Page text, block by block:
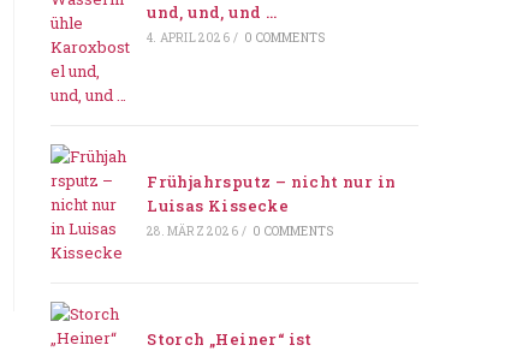
und, und, und …
4. APRIL 2026 / 0 COMMENTS
Frühjahrsputz – nicht nur in
Luisas Kissecke
28. MÄRZ 2026 / 0 COMMENTS
Storch „Heiner“ ist